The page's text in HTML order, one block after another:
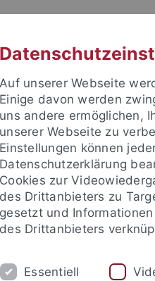
Auf unserer Webseite
Einige davon werden
uns andere ermöglichen,
unserer Webseite zu
Einstellungen können
Datenschutzerklärung
Cookies zur
des Drittanbieters zu
gesetzt und
des Drittanbieters
Essentiell